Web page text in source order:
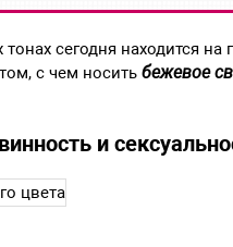
сегодня находится
с чем носитьбежевое
и